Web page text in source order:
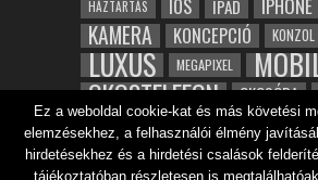
HÁZTARTÁS IOS IPAD IPHONE
KAMERA KONCEPCIÓ KONZOL
LUXUS MEGAPIXEL
OKOSTELEFON OKOSÓRA
ROBOT SAMSUNG SPORT
TESZT VIDEÓ VÍZÁLLÓ WIFI
Ez a weboldal cookie-kat és más követési
elemzésekhez, a felhasználói élmény
hirdetésekhez és a hirdetési csalások
tájékoztatóban részletesen is